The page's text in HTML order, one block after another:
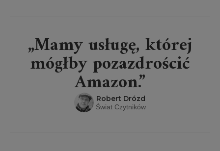
„Mamy usługę, której
mógłby pozazdrościć
Amazon.”
Robert Drózd
Świat Czytników